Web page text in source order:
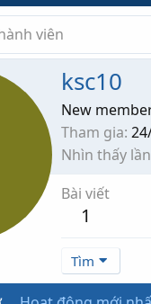
viên
ksc10
New
Tham gia
Nhìn thấy
Bài viết
1
Tìm